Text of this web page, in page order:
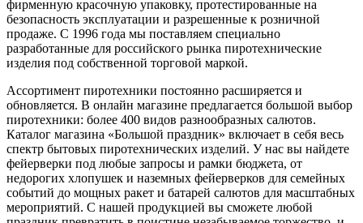
фирменную красочную упаковку, протестированные на
безопасность эксплуатации и разрешенные к розничной
продаже. С 1996 года мы поставляем специально
разработанные для российского рынка пиротехнические
изделия под собственной торговой маркой.
Ассортимент пиротехники постоянно расширяется и
обновляется. В онлайн магазине предлагается большой выбор
пиротехники: более 400 видов разнообразных салютов.
Каталог магазина «Большой праздник» включает в себя весь
спектр бытовых пиротехнических изделий. У нас вы найдете
фейерверки под любые запросы и рамки бюджета, от
недорогих хлопушек и наземных фейерверков для семейных
событий до мощных ракет и батарей салютов для масштабных
мероприятий. С нашей продукцией вы сможете любой